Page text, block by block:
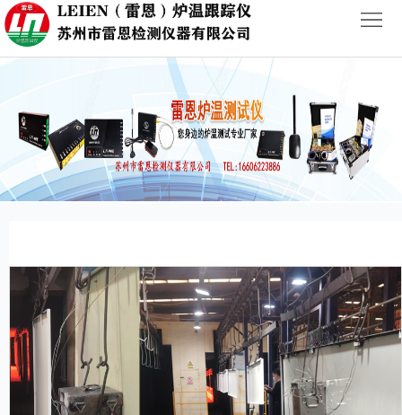
ABOUT
PRODUCTS
NEWS
CONTACT